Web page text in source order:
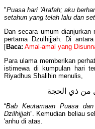
"Puasa hari 'Arafah; aku
setahun yang telah lalu dan
Dan secara umum
pertama Dzulhijjah. Di
[Baca: Amal-amal yang
Para ulama memberikan
istimewa di kumpulan hari
Riyadhus Shalihin menulis,
من ذي الحجة
“Bab Keutamaan Puasa
Dzilhijjah”. Kemudian beliau
'anhu di atas.